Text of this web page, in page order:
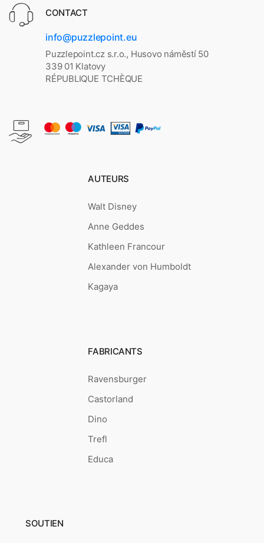
CONTACT
info@puzzlepoint.eu
Puzzlepoint.cz s.r.o., Husovo náměstí 50
339 01 Klatovy
RÉPUBLIQUE TCHÈQUE
AUTEURS
Walt Disney
Anne Geddes
Kathleen Francour
Alexander von Humboldt
Kagaya
FABRICANTS
Ravensburger
Castorland
Dino
Trefl
Educa
SOUTIEN